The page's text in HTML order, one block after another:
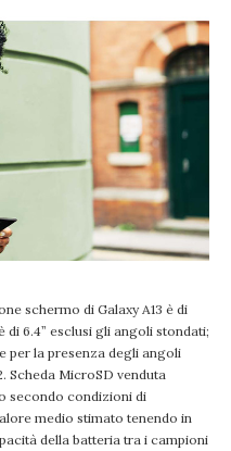
schermo di Galaxy A13 è di
di 6.4” esclusi gli angoli stondati;
per la presenza degli angoli
Scheda MicroSD venduta
secondo condizioni di
medio stimato tenendo in
della batteria tra i campioni